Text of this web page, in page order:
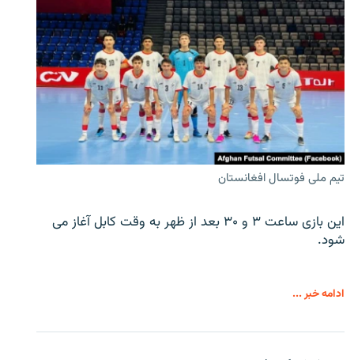
تیم ملی فوتسال افغانستان
این بازی ساعت ۳ و ۳۰ بعد از ظهر به وقت کابل آغاز می
شود.
ادامه خبر ...